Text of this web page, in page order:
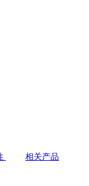
相关产品